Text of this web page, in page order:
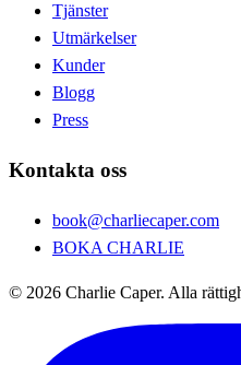
Tjänster
Utmärkelser
Kunder
Blogg
Press
Kontakta oss
book@charliecaper.com
BOKA CHARLIE
© 2026 Charlie Caper. Alla